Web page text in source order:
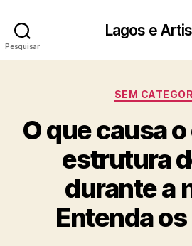
Pesquisar
Lagos e
SEM
O que causa
estrutura
durante a
Entenda